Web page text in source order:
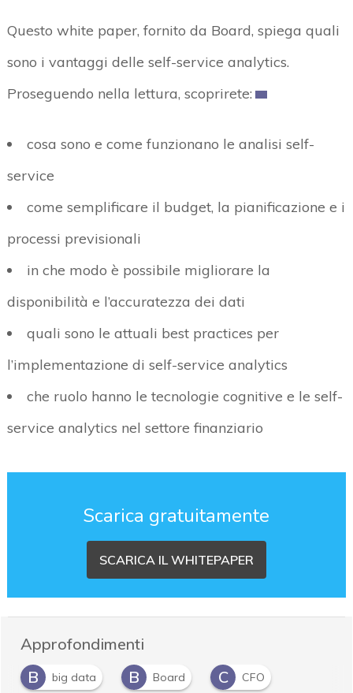
Questo white paper, fornito da Board, spiega quali
sono i vantaggi delle self-service analytics.
Proseguendo nella lettura, scoprirete:
cosa sono e come funzionano le analisi self-
service
come semplificare il budget, la pianificazione e i
processi previsionali
in che modo è possibile migliorare la
disponibilità e l’accuratezza dei dati
quali sono le attuali best practices per
l’implementazione di self-service analytics
che ruolo hanno le tecnologie cognitive e le self-
service analytics nel settore finanziario
Scarica gratuitamente
SCARICA IL WHITEPAPER
Approfondimenti
B
big data B Board C CFO